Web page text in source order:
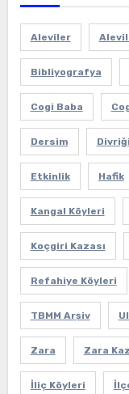
Aleviler
Bibliyografya
Cogi Baba
Dersim Divriği
Etkinlik Hafik
Kangal Köyleri
Koçgiri Kazası
Refahiye Köyleri
TBMM Arşiv
Zara Zara
İliç Köyleri